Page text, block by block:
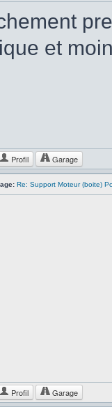
et
Profil Garage
Re: Support Moteur (boite)
Profil Garage